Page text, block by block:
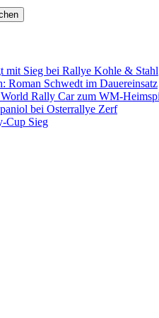
mit Sieg bei Rallye Kohle & Stahl
Roman Schwedt im Dauereinsatz
Rally Car zum WM-
bei Osterrallye Zerf
Cup Sieg